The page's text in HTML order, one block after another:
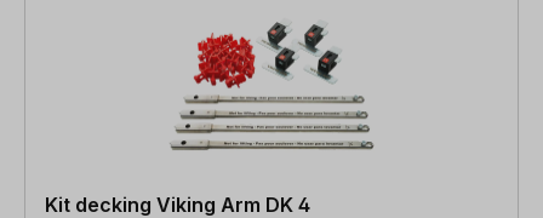
Kit decking Viking Arm DK 4